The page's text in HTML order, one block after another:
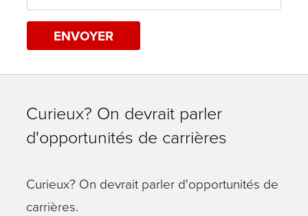
ENVOYER
Curieux? On devrait parler
d'opportunités de carrières
Curieux? On devrait parler d'opportunités de
carrières.